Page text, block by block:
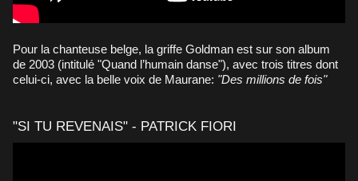
Pour la chanteuse belge, la griffe Goldman est sur son album
de 2003 (intitulé "Quand l’humain danse"), avec trois titres dont
celui-ci, avec la belle voix de Maurane: "Des millions de fois"
"SI TU REVENAIS" - PATRICK FIORI